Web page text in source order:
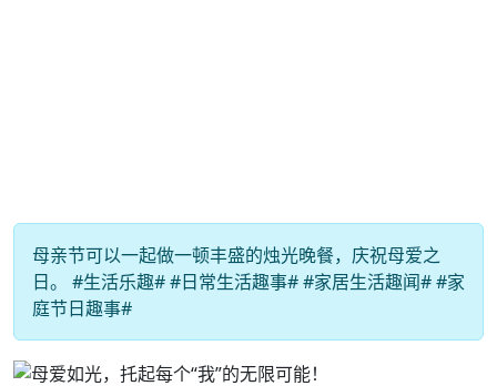
母亲节可以一起做一顿丰盛的烛光晚餐，庆祝母爱之
日。 #生活乐趣# #日常生活趣事# #家居生活趣闻# #家
庭节日趣事#